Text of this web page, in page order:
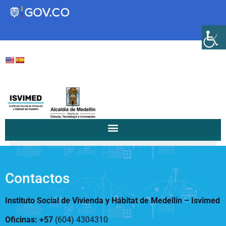
Transparencia
Participa
Instituto Social de Vivienda y
Hábitat de Medellín
Servicios
Mejoramiento de
Notificaciones a la Comunidad...
Contactos
Instituto Social de Vivienda y Hábitat de Medellín –Isvimed
Oficinas: +57 (604) 4304310